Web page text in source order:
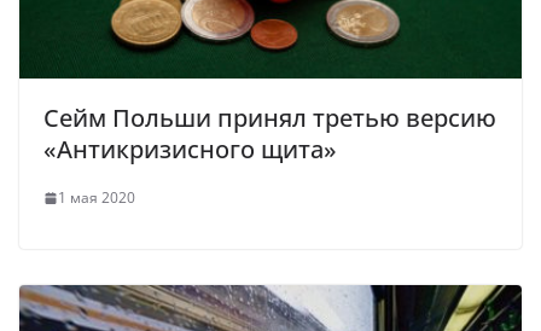
Сейм Польши принял третью версию
«Антикризисного щита»
1 мая 2020